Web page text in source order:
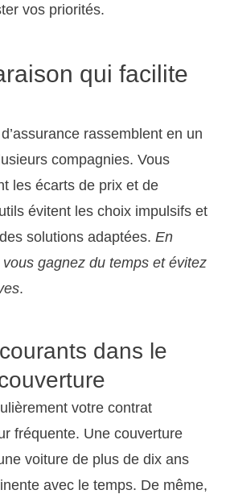
vos priorités.
qui facilite
rassemblent en un
compagnies. Vous
les écarts de prix et de
évitent les choix impulsifs et
solutions adaptées. En
gagnez du temps et évitez
.
dans le
votre contrat
fréquente. Une couverture
voiture de plus de dix ans
avec le temps. De même,